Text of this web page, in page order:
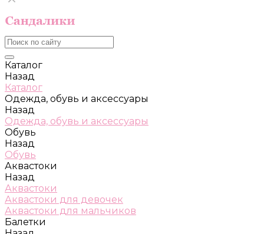
Каталог
Назад
Каталог
Одежда, обувь и аксессуары
Назад
Одежда, обувь и аксессуары
Обувь
Назад
Обувь
Аквастоки
Назад
Аквастоки
Аквастоки для девочек
Аквастоки для мальчиков
Балетки